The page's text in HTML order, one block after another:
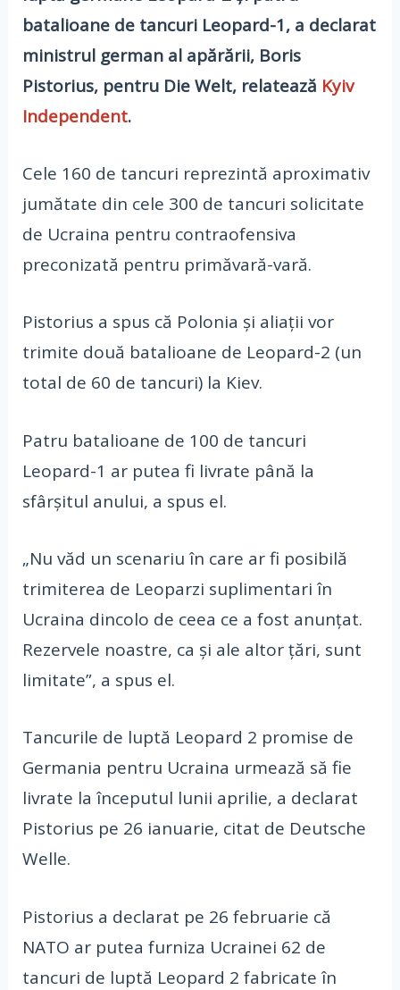
batalioane de tancuri Leopard-1, a declarat
ministrul german al apărării, Boris
Pistorius, pentru Die Welt, relatează Kyiv
Independent.
Cele 160 de tancuri reprezintă aproximativ
jumătate din cele 300 de tancuri solicitate
de Ucraina pentru contraofensiva
preconizată pentru primăvară-vară.
Pistorius a spus că Polonia și aliații vor
trimite două batalioane de Leopard-2 (un
total de 60 de tancuri) la Kiev.
Patru batalioane de 100 de tancuri
Leopard-1 ar putea fi livrate până la
sfârșitul anului, a spus el.
„Nu văd un scenariu în care ar fi posibilă
trimiterea de Leoparzi suplimentari în
Ucraina dincolo de ceea ce a fost anunțat.
Rezervele noastre, ca și ale altor țări, sunt
limitate”, a spus el.
Tancurile de luptă Leopard 2 promise de
Germania pentru Ucraina urmează să fie
livrate la începutul lunii aprilie, a declarat
Pistorius pe 26 ianuarie, citat de Deutsche
Welle.
Pistorius a declarat pe 26 februarie că
NATO ar putea furniza Ucrainei 62 de
tancuri de luptă Leopard 2 fabricate în